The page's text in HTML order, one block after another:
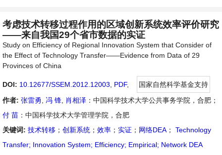
考虑技术转移过程作用的区域创新系统效率评价研究
——来自我国29个省市数据的实证
Study on Efficiency of Regional Innovation System that Consider of
the Effect of Technology Transfer——Evidence from Data of 29
Provinces of China
DOI: 10.12677/SSEM.2012.12003 PDF,
国家自然科学基金支持
作者: 张雷勇 冯 锋 肖相泽 ：中国科学技术大学公共事务学院，合肥；
付 苗 ：中国科学技术大学管理学院，合肥
关键词: 技术转移 ； 创新系统 ； 效率 ； 实证 ； 网络DEA ；
Technology
Transfer; Innovation System; Efficiency; Empirical; Network DEA